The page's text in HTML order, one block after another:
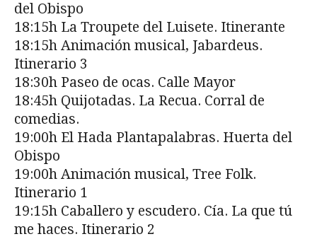
del Obispo
18:15h La Troupete del Luisete. Itinerante
18:15h Animación musical, Jabardeus.
Itinerario 3
18:30h Paseo de ocas. Calle Mayor
18:45h Quijotadas. La Recua. Corral de
comedias.
19:00h El Hada Plantapalabras. Huerta del
Obispo
19:00h Animación musical, Tree Folk.
Itinerario 1
19:15h Caballero y escudero. Cía. La que tú
me haces. Itinerario 2